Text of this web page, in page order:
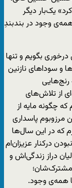
یک‌بار دیگر
وجود در بندبندِ
بگویم و تنها
و سوداهای نازنین
رنج‌هایی
از تلاش‌های
چگونه مایه از
پاسداری
که در این سال‌ها
درکنار عزیزان‌‌ام
دراز زندگی‌اش و
همه‌ی وجود.